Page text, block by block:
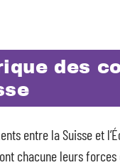
des
entre la Suisse et
chacune leurs